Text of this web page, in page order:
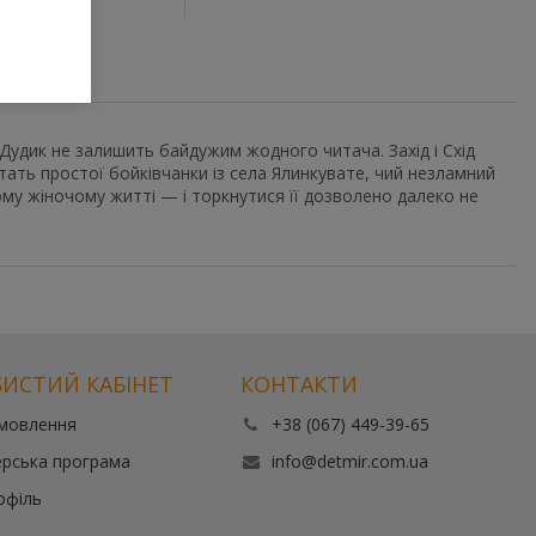
не залишить байдужим жодного читача. Захід і Схід
простої бойківчанки із села Ялинкувате, чий незламний
жіночому житті — і торкнутися її до­зволено далеко не
КАБІНЕТ
програма
КОНТАКТИ
+38 (067) 449-39-65
info@detmir.com.ua